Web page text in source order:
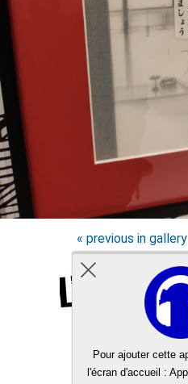
« previous in gallery